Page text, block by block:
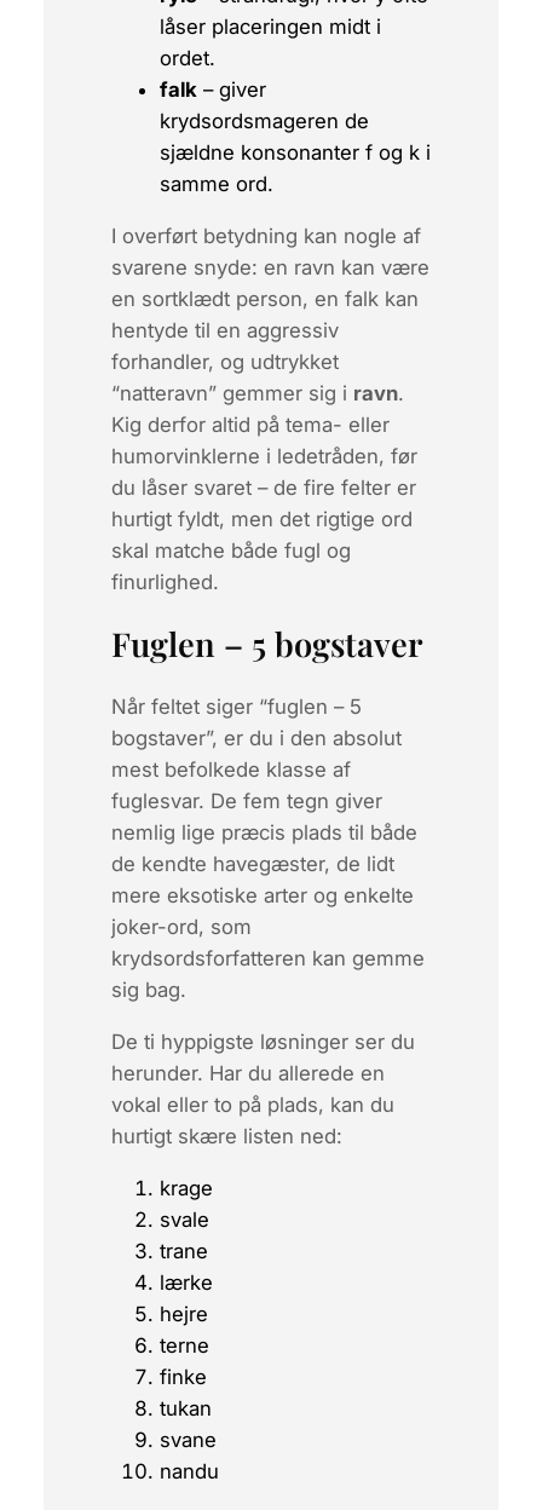
låser placeringen midt i
ordet.
falk – giver
krydsordsmageren de
sjældne konsonanter fog ki
samme ord.
I overført betydning kan nogle af
svarene snyde: en ravn kan være
en sortklædt person, en falkkan
hentyde til en aggressiv
forhandler, og udtrykket
“natteravn” gemmer sig i ravn.
Kig derfor altid på tema- eller
humorvinklerne i ledetråden, før
du låser svaret – de fire felter er
hurtigt fyldt, men det rigtige ord
skal matche både fugl og
finurlighed.
Fuglen – 5 bogstaver
Når feltet siger “fuglen – 5
bogstaver”, er du i den absolut
mest befolkede klasse af
fuglesvar. De fem tegn giver
nemlig lige præcis plads til både
de kendte havegæster, de lidt
mere eksotiske arter og enkelte
joker-ord, som
krydsordsforfatteren kan gemme
sig bag.
De ti hyppigste løsninger ser du
herunder. Har du allerede en
vokal eller to på plads, kan du
hurtigt skære listen ned:
krage
svale
trane
lærke
hejre
terne
finke
tukan
svane
nandu